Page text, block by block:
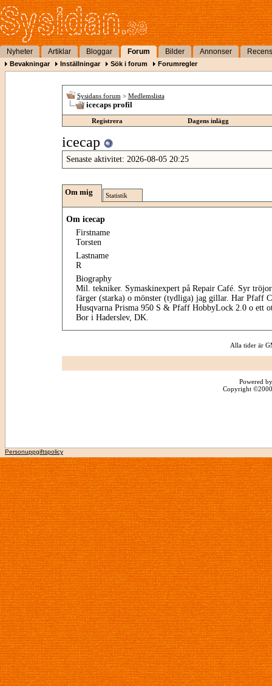
Nyheter Artiklar Bloggar Forum Bilder Annonser
Bevakningar Inställningar Sök i forum Forumregler
Sysidans forum > Medlemslista
icecaps profil
Registrera Dagens inlägg
icecap
Senaste aktivitet: 2026-08-05 20:25
Om mig Statistik
Om icecap
Firstname
Torsten
Lastname
R
Biography
Mil. tekniker. Symaskinexpert på Repair Café. Syr
färger (starka) o mönster (tydliga) jag gillar. Har Pfaff
Husqvarna Prisma 950 S & Pfaff HobbyLock 2.0 o ett
Bor i Haderslev, DK.
Alla tider är
Powered
Copyright
Personuppgiftspolicy